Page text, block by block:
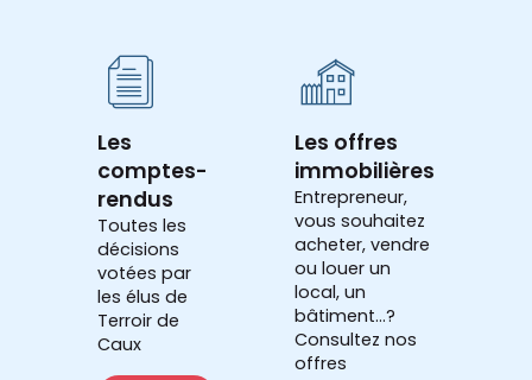
Les
comptes-
rendus
Toutes les
décisions
votées par
les élus de
Terroir de
Caux
Les offres
immobilières
Entrepreneur,
vous souhaitez
acheter, vendre
ou louer un
local, un
bâtiment...?
Consultez nos
offres